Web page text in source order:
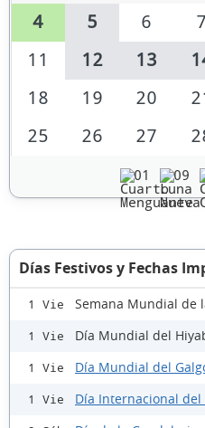
4
5 6 7
11
12 13
18
19 20
25
26 27
01 09
Días Festivos y Fechas
1 Vie Semana Mundial de
1 Vie Día Mundial del
1 Vie Día Mundial del
1 Vie Día Internacional del